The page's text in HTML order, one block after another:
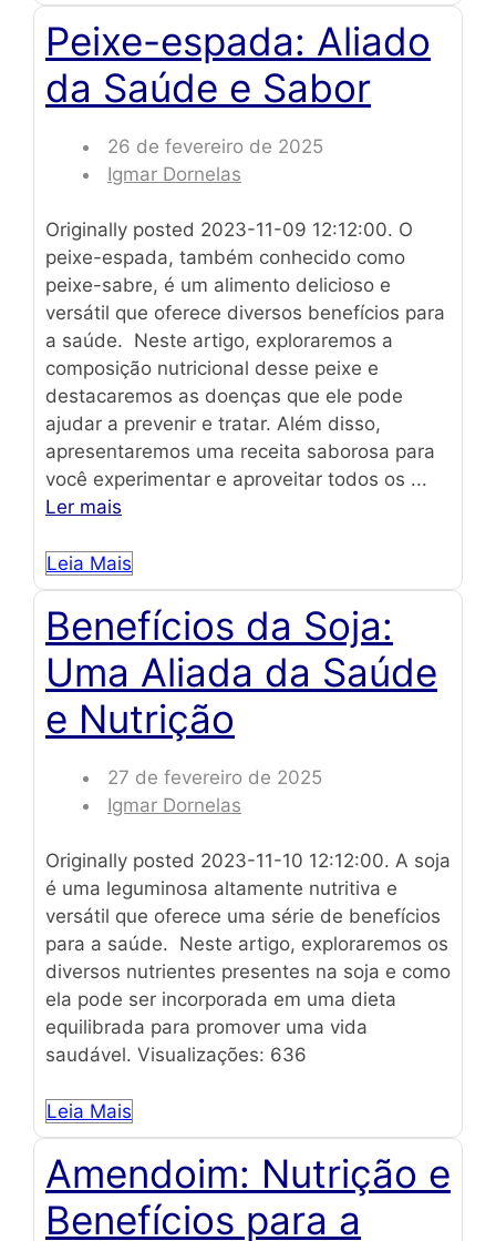
Peixe-espada: Aliado
da Saúde e Sabor
26 de fevereiro de 2025
Igmar Dornelas
Originally posted 2023-11-09 12:12:00. O
peixe-espada, também conhecido como
peixe-sabre, é um alimento delicioso e
versátil que oferece diversos benefícios para
a saúde. Neste artigo, exploraremos a
composição nutricional desse peixe e
destacaremos as doenças que ele pode
ajudar a prevenir e tratar. Além disso,
apresentaremos uma receita saborosa para
você experimentar e aproveitar todos os ...
Ler mais
Leia Mais
Benefícios da Soja:
Uma Aliada da Saúde
e Nutrição
27 de fevereiro de 2025
Igmar Dornelas
Originally posted 2023-11-10 12:12:00. A soja
é uma leguminosa altamente nutritiva e
versátil que oferece uma série de benefícios
para a saúde. Neste artigo, exploraremos os
diversos nutrientes presentes na soja e como
ela pode ser incorporada em uma dieta
equilibrada para promover uma vida
saudável. Visualizações: 636
Leia Mais
Amendoim: Nutrição e
Benefícios para a